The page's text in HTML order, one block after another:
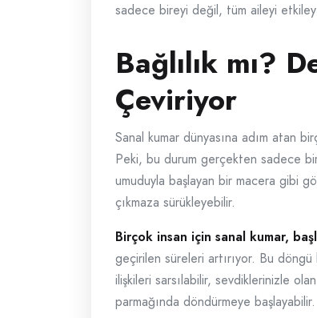
sadece bireyi değil, tüm aileyi
Bağlılık mı?
Çeviriyor
Sanal kumar dünyasına adım atan
Peki, bu durum gerçekten sadece bir
umuduyla başlayan bir macera gibi
çıkmaza sürükleyebilir.
Birçok insan için sanal kumar,
geçirilen süreleri artırıyor. Bu
ilişkileri sarsılabilir, sevdiklerinizle
parmağında döndürmeye başlayabilir.